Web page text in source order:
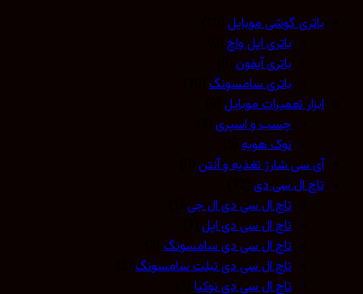
باتری گوشی موبایل(10)
باتری اپل واچ(0)
باتری آیفون(0)
باتری سامسونگ(10)
ابزار تعمیرات موبایل(9)
چسب و اسپری(3)
نوک هویه(5)
آی سی شارژ تغذیه و آنتن(0)
تاچ ال سی دی(12)
تاچ ال سی دی ال جی(1)
تاچ ال سی دی اپل(1)
تاچ ال سی دی سامسونگ(3)
تاچ ال سی دی تبلت سامسونگ(2)
تاچ ال سی دی نوکیا (1)